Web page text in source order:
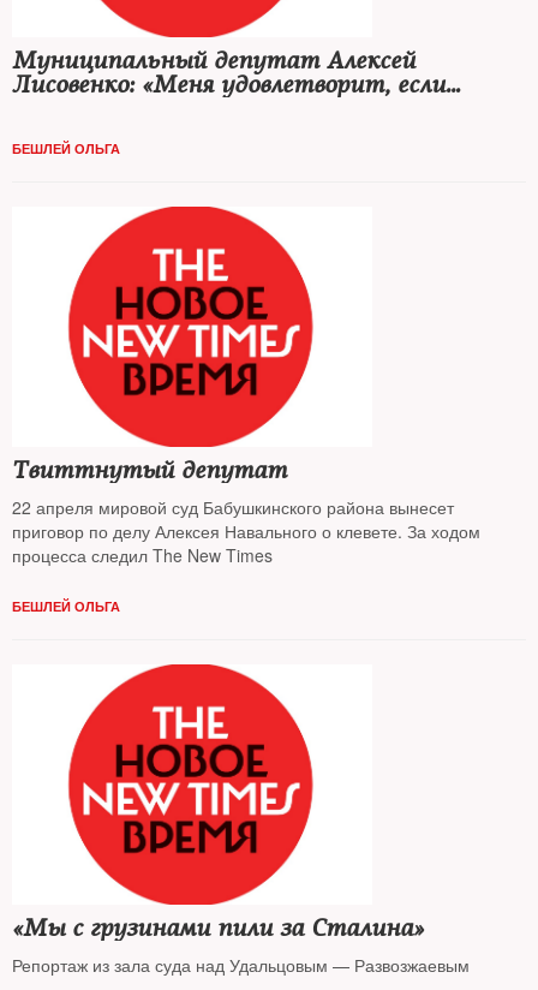
Муниципальный депутат Алексей
Лисовенко: «Меня удовлетворит, если
работы»
БЕШЛЕЙ ОЛЬГА
Твиттнутый депутат
22 апреля мировой суд Бабушкинского района вынесет
приговор по делу Алексея Навального о клевете. За ходом
процесса следил The New Times
БЕШЛЕЙ ОЛЬГА
«Мы с грузинами пили за Сталина»
Репортаж из зала суда над Удальцовым — Развозжаевым